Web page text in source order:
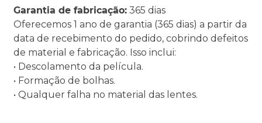
Garantia de fabricação: 365 dias
Oferecemos 1 ano de garantia (365 dias) a partir da
data de recebimento do pedido, cobrindo defeitos
de material e fabricação. Isso inclui:
• Descolamento da película.
• Formação de bolhas.
• Qualquer falha no material das lentes.